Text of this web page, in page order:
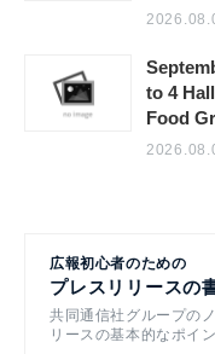
to 4
Food
広報初心者のための
プレスリリースの
共同通信社グループの
リースの基本的なポイ